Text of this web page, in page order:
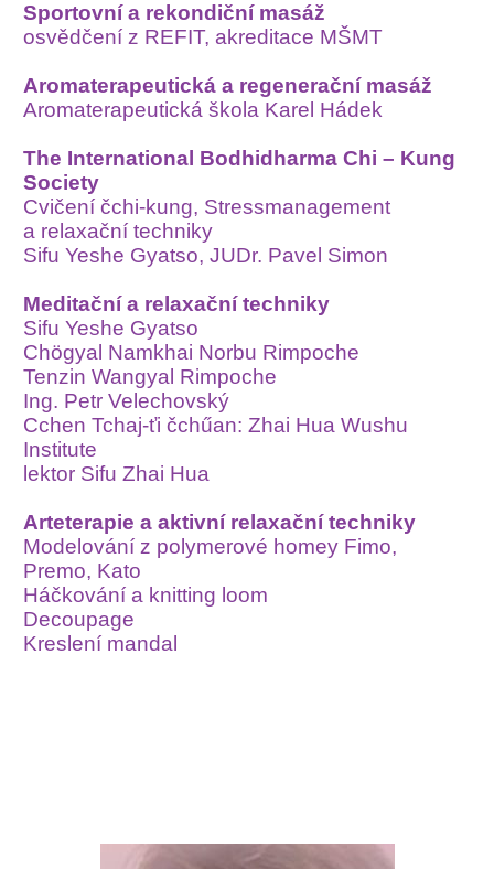
Sportovní a rekondiční masáž
osvědčení z REFIT, akreditace MŠMT
Aromaterapeutická a regenerační masáž
Aromaterapeutická škola Karel Hádek
The International Bodhidharma Chi – Kung
Society
Cvičení čchi-kung, Stressmanagement
a relaxační techniky
Sifu Yeshe Gyatso, JUDr. Pavel Simon
Meditační a relaxační techniky
Sifu Yeshe Gyatso
Chögyal Namkhai Norbu Rimpoche
Tenzin Wangyal Rimpoche
Ing. Petr Velechovský
Cchen Tchaj-ťi čchűan: Zhai Hua Wushu
Institute
lektor Sifu Zhai Hua
Arteterapie a aktivní relaxační techniky
Modelování z polymerové homey Fimo,
Premo, Kato
Háčkování a knitting loom
Decoupage
Kreslení mandal